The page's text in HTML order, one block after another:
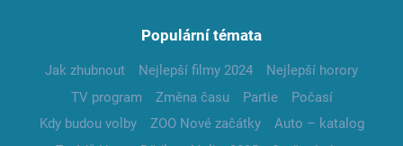
Populární témata
Jak zhubnout Nejlepší filmy 2024
Nejlepší horory
TV program
Změna času Partie
Počasí
Kdy budou volby
ZOO Nové začátky
Auto – katalog